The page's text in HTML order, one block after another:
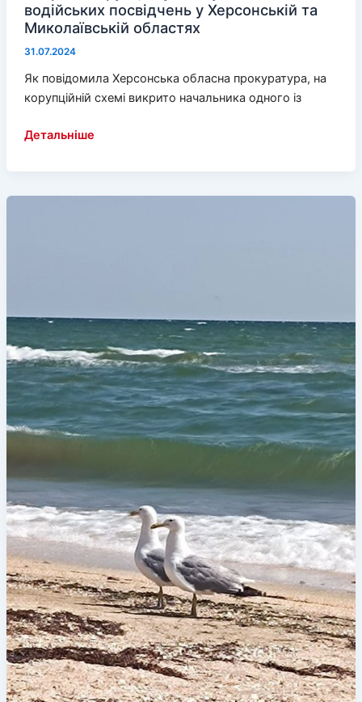
водійських посвідчень у Херсонській та
Миколаївській областях
31.07.2024
Як повідомила Херсонська обласна прокуратура, на
корупційній схемі викрито начальника одного із
Викрито
видачі
областях
Детальніше